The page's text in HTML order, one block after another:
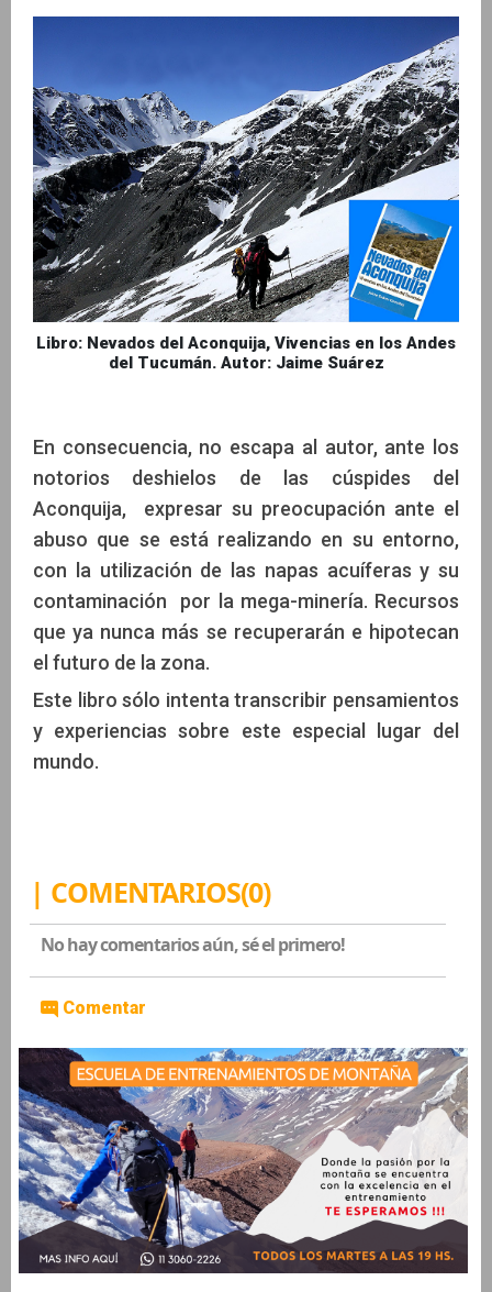
Libro: Nevados del Aconquija, Vivencias en los Andes
del Tucumán. Autor: Jaime Suárez
En consecuencia, no escapa al autor, ante los
notorios deshielos de las cúspides del
Aconquija, expresar su preocupación ante el
abuso que se está realizando en su entorno,
con la utilización de las napas acuíferas y su
contaminación por la mega-minería. Recursos
que ya nunca más se recuperarán e hipotecan
el futuro de la zona.
Este libro sólo intenta transcribir pensamientos
y experiencias sobre este especial lugar del
mundo.
| COMENTARIOS(0)
No hay comentarios aún, sé el primero!
Comentar